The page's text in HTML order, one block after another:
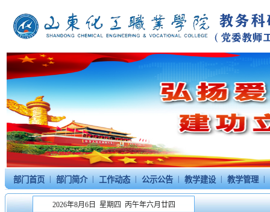
部门首页 | 部门简介 | 工作动态 | 公示公告 | 教学建设 | 教学管理 |
2026年8月6日 星期四 丙午年六月廿四